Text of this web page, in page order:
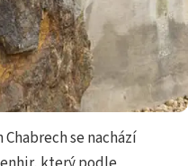
se nachází